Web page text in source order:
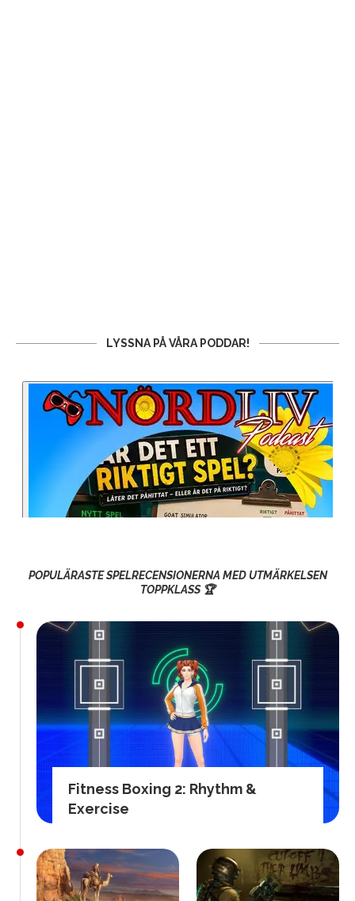
LYSSNA PÅ VÅRA PODDAR!
POPULÄRASTE SPELRECENSIONERNA MED UTMÄRKELSEN
TOPPKLASS 🏆
Fitness Boxing 2: Rhythm &
Exercise